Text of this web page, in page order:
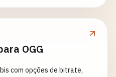
OGG
com opções de bitrate,